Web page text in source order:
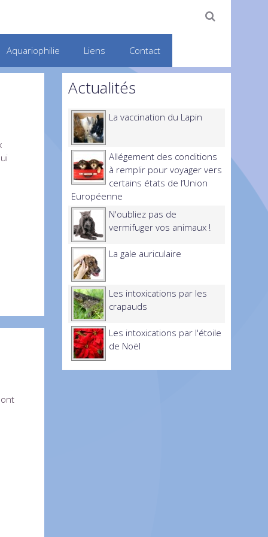
Aquariophilie Liens Contact
Actualités
La vaccination du Lapin
Allégement des conditions
à remplir pour voyager vers
certains états de l’Union
Européenne
N'oubliez pas de
vermifuger vos animaux !
La gale auriculaire
Les intoxications par les
crapauds
Les intoxications par l'étoile
de Noël